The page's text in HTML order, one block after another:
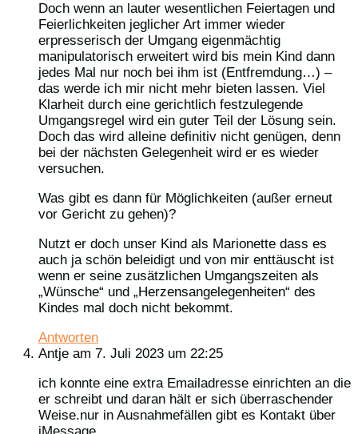
Doch wenn an lauter wesentlichen Feiertagen und
Feierlichkeiten jeglicher Art immer wieder
erpresserisch der Umgang eigenmächtig
manipulatorisch erweitert wird bis mein Kind dann
jedes Mal nur noch bei ihm ist (Entfremdung…) –
das werde ich mir nicht mehr bieten lassen. Viel
Klarheit durch eine gerichtlich festzulegende
Umgangsregel wird ein guter Teil der Lösung sein.
Doch das wird alleine definitiv nicht genügen, denn
bei der nächsten Gelegenheit wird er es wieder
versuchen.
Was gibt es dann für Möglichkeiten (außer erneut
vor Gericht zu gehen)?
Nutzt er doch unser Kind als Marionette dass es
auch ja schön beleidigt und von mir enttäuscht ist
wenn er seine zusätzlichen Umgangszeiten als
„Wünsche“ und „Herzensangelegenheiten“ des
Kindes mal doch nicht bekommt.
Antworten
Antje am 7. Juli 2023 um 22:25
ich konnte eine extra Emailadresse einrichten an die
er schreibt und daran hält er sich überraschender
Weise.nur in Ausnahmefällen gibt es Kontakt über